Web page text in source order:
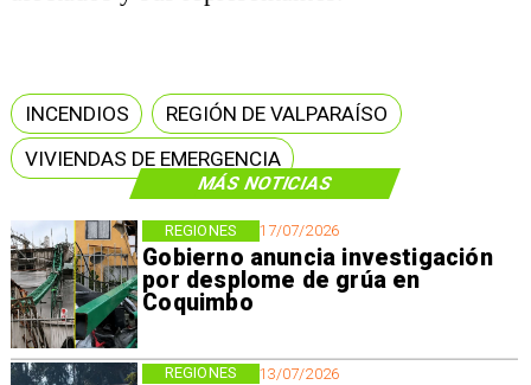
MÁS NOTICIAS
17/07/2026
Gobierno anuncia investigación
por desplome de grúa en
Coquimbo
REGIONES
13/07/2026
REGIONES
INCENDIOS
REGIÓN DE VALPARAÍSO
VIVIENDAS DE EMERGENCIA